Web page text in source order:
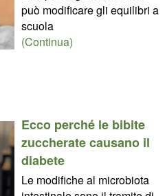
può modificare gli equilibri a
scuola
(Continua)
Ecco perché le bibite
zuccherate causano il
diabete
Le modifiche al microbiota